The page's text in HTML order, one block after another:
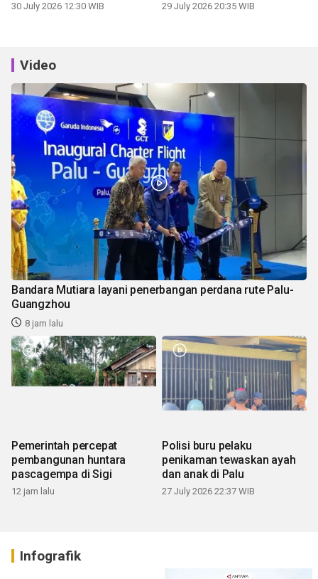
30 July 2026 12:30 WIB 29 July 2026 20:35 WIB
Video
Bandara Mutiara layani penerbangan perdana rute Palu-
Guangzhou
8 jam lalu
Pemerintah percepat
pembangunan huntara
pascagempa di Sigi
12 jam lalu
Polisi buru pelaku
penikaman tewaskan ayah
dan anak di Palu
27 July 2026 22:37 WIB
Infografik